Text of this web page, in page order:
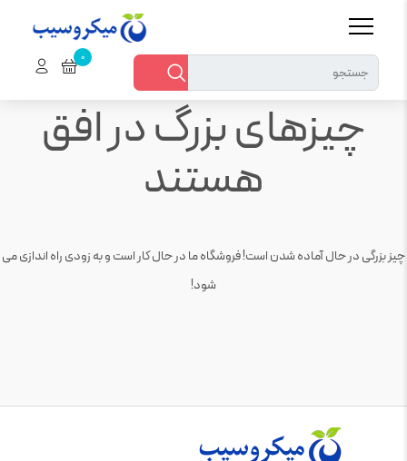
چیزهای بزرگ در افق
هستند
چیز بزرگی در حال آماده شدن است! فروشگاه ما در حال کار است و به زودی راه اندازی می
شود!